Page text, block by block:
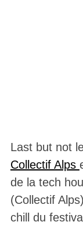
Last but not
Collectif Alps
de la tech
(Collectif
chill du